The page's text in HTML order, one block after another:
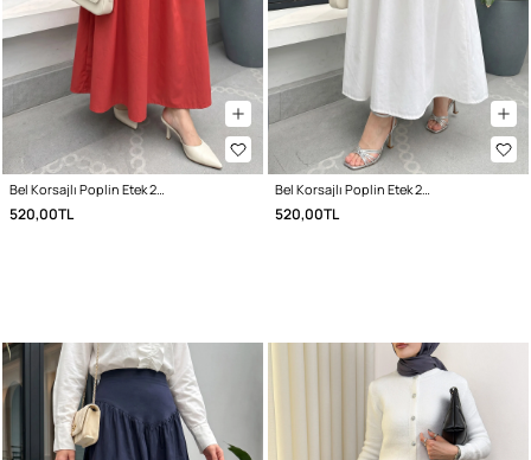
Bel Korsajlı Poplin Etek 26061 - KIRMIZI
520,00TL
Bel Korsajlı Poplin Etek 26061 - BEYAZ
520,00TL